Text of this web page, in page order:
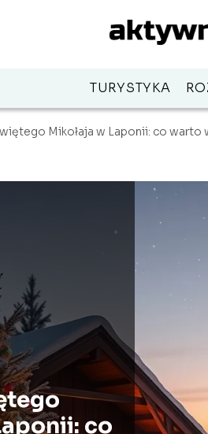
TURYSTYKA
Mikołaja w Laponii: co warto
co